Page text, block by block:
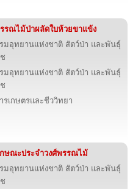
รณไม้ป่าผลัดใบห้วยขาแข้ง
มอุทยานแห่งชาติ สัตว์ป่า และพันธุ์
มอุทยานแห่งชาติ สัตว์ป่า และพันธุ์
รเกษตรและชีววิทยา
ษณะประจำวงศ์พรรณไม้
มอุทยานแห่งชาติ สัตว์ป่า และพันธุ์